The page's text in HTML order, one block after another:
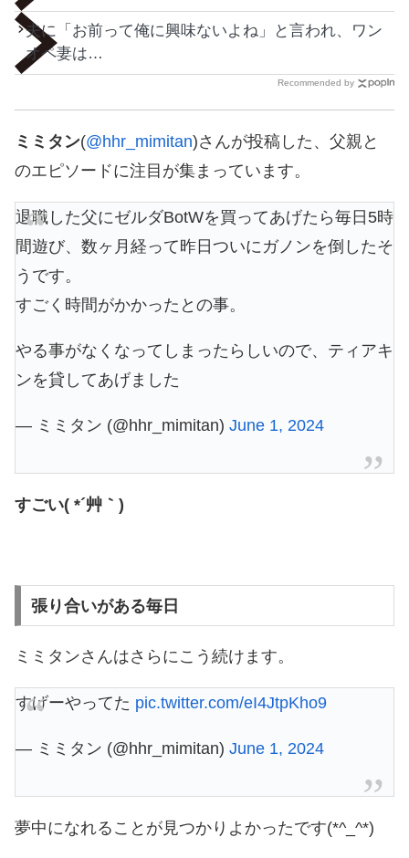
夫に「お前って俺に興味ないよね」と言われ、ワン
オペ妻は…
Recommended by
ミミタン(@hhr_mimitan)さんが投稿した、父親と
のエピソードに注目が集まっています。
退職した父にゼルダBotWを買ってあげたら毎日5時
間遊び、数ヶ月経って昨日ついにガノンを倒したそ
うです。
すごく時間がかかったとの事。
やる事がなくなってしまったらしいので、ティアキ
ンを貸してあげました
— ミミタン (@hhr_mimitan) June 1, 2024
すごい( *´艸｀)
張り合いがある毎日
ミミタンさんはさらにこう続けます。
すげーやってた pic.twitter.com/eI4JtpKho9
— ミミタン (@hhr_mimitan) June 1, 2024
夢中になれることが見つかりよかったです(*^_^*)